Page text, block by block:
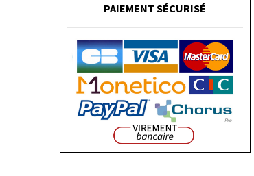
PAIEMENT SÉCURISÉ